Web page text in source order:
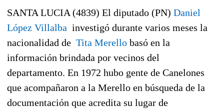
SANTA LUCIA (4839) El diputado (PN) Daniel
López Villalba investigó durante varios meses la
nacionalidad de Tita Merello basó en la
información brindada por vecinos del
departamento. En 1972 hubo gente de Canelones
que acompañaron a la Merello en búsqueda de la
documentación que acredita su lugar de